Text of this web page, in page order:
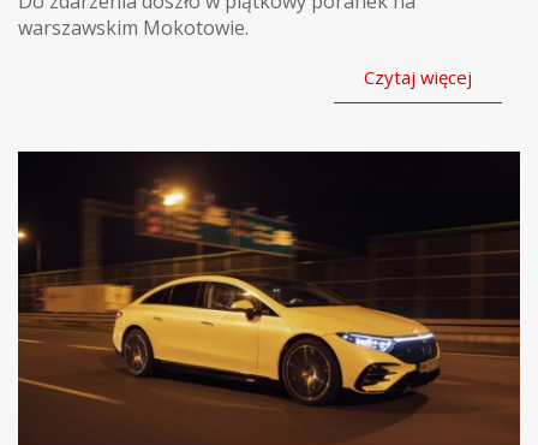
warszawskim Mokotowie.
Czytaj więcej